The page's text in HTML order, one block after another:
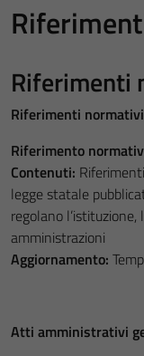
Riferimenti
Riferimenti
Riferimento
Contenuti:
legge statale
regolano
amministrazioni
Aggiornamento:
Atti amministrativi